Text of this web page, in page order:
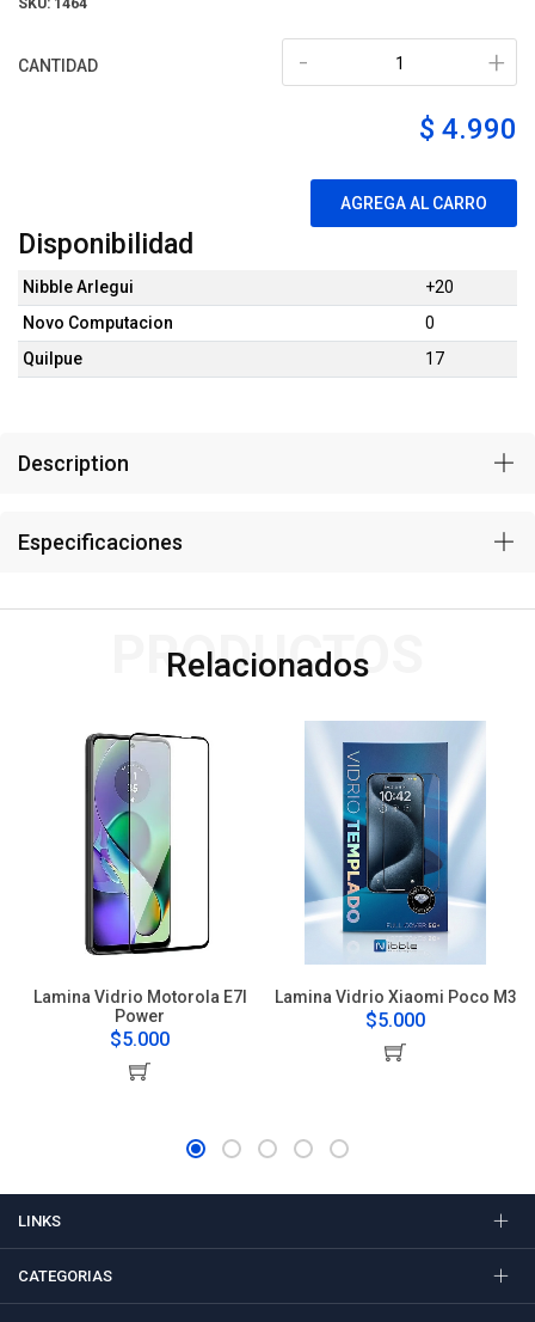
SKU: 1464
CANTIDAD +
-
$ 4.990
AGREGA AL CARRO
Disponibilidad
Nibble Arlegui
+20
Novo Computacion
0
Quilpue
17
Description
Especificaciones
Relacionados
PRODUCTOS
Lamina Vidrio Motorola E7I
Power
$5.000
Lamina Vidrio Xiaomi Poco M3
$5.000
LINKS
CATEGORIAS